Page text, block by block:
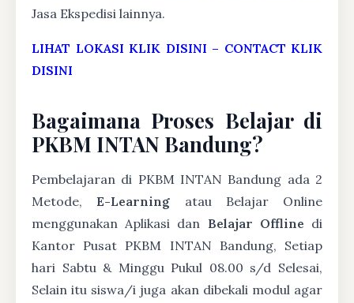
Jasa Ekspedisi lainnya.
LIHAT LOKASI KLIK DISINI – CONTACT KLIK
DISINI
Bagaimana Proses Belajar di
PKBM INTAN Bandung?
Pembelajaran di PKBM INTAN Bandung ada 2
Metode,E-Learning atau Belajar Online
menggunakan Aplikasi dan Belajar Offline di
Kantor Pusat PKBM INTAN Bandung, Setiap
hari Sabtu & Minggu Pukul 08.00 s/d Selesai,
Selain itu siswa/i juga akan dibekali modul agar